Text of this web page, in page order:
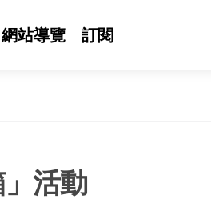
網站導覽 訂閱
活動